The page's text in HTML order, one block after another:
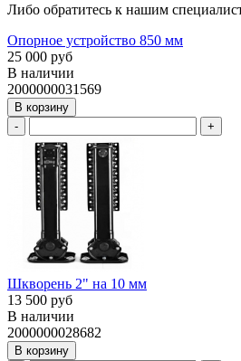
Либо обратитесь к нашим
Опорное устройство 850 мм
25 000 руб
В наличии
2000000031569
В корзину
-
+
Шкворень 2" на 10 мм
13 500 руб
В наличии
2000000028682
В корзину